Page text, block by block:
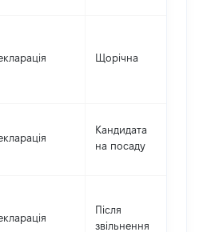
Щорічна
Кандидата
на посаду
Після
звільнення